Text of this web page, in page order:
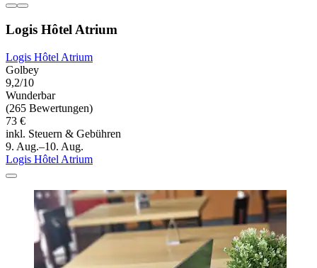
Logis Hôtel Atrium
Logis Hôtel Atrium
Golbey
9,2/10
Wunderbar
(265 Bewertungen)
73 €
inkl. Steuern & Gebühren
9. Aug.–10. Aug.
Logis Hôtel Atrium